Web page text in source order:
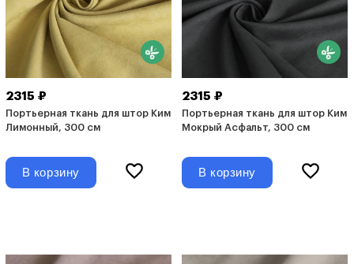
2315 ₽
Портьерная ткань для штор Ким
Лимонный, 300 см
В корзину
2315 ₽
Портьерная ткань для штор Ким
Мокрый Асфальт, 300 см
В корзину